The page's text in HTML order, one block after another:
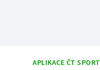
APLIKACE ČT SPORT